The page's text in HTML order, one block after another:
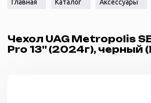
Главная Каталог Аксессуары
Чехол UAG Metropolis
Pro 13'' (2024г), черный